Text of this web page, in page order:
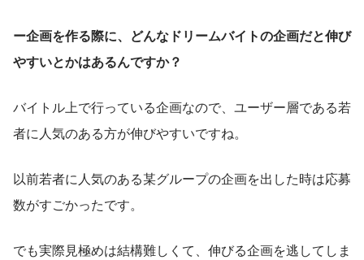
ー企画を作る際に、どんなドリームバイトの企画だと伸び
やすいとかはあるんですか？
バイトル上で行っている企画なので、ユーザー層である若
者に人気のある方が伸びやすいですね。
以前若者に人気のある某グループの企画を出した時は応募
数がすごかったです。
でも実際見極めは結構難しくて、伸びる企画を逃してしま